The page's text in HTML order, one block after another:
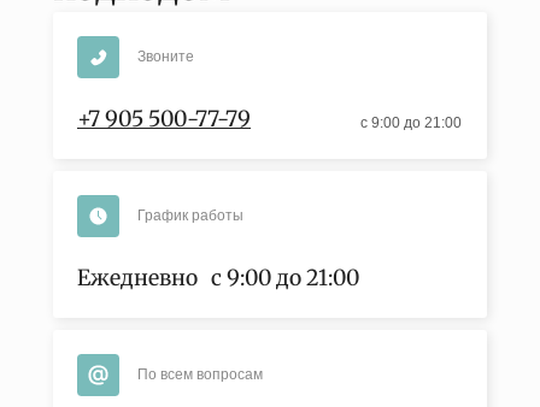
Звоните
с 9:00 до 21:00
+7 905 500-77-79
График работы
Ежедневно с 9:00 до 21:00
По всем вопросам